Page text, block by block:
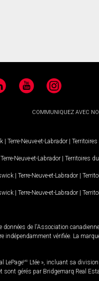
YouTubeInstagram
COMMUNIQUEZ AVEC
| Terre-Neuve-et-Labrador |
Terre-Neuve-et-Labrador | Territoires
| Terre-Neuve-et-Labrador |
| Terre-Neuve-et-Labrador |
de l'Association
vérifiée. La
LePageMD Ltée », incluant sa
gérés par Bridgemarq Real